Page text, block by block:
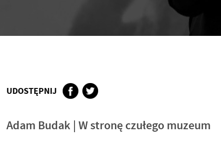
UDOSTĘPNIJ
Adam Budak | W stronę czułego muzeum